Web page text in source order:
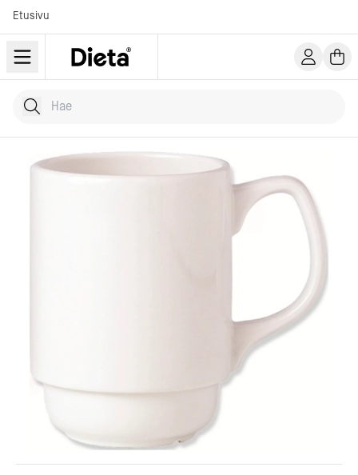
Etusivu
Hae tuotteita
Kirjoita hakusana...